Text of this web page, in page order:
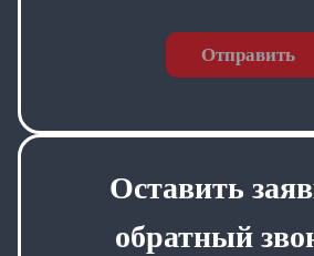
Отправить
Оставить
обратный